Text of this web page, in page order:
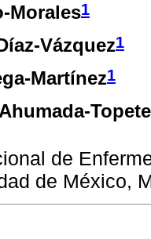
Morales1
Vázquez1
Martínez1
Topete
de
de México,